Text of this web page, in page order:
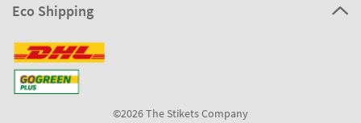
Eco Shipping
©2026 The Stikets Company